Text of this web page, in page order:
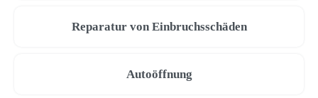
Reparatur von Einbruchsschäden
Autoöffnung